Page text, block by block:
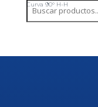
Curva 90° H-H